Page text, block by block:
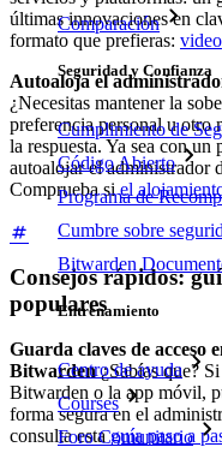
Comparación
Seguridad y Confianza
Cumplimiento de
Código Abierto
Programa de
Cumbre sobre
Bitwarden
Entrenamiento
Centro de ayuda
Courses
Foro Comunitario
últimas innovaciones en
formato que prefieras: video
Autoaloja el
¿Necesitas mantener la
preferencia personal u
la respuesta. Ya sea con un
autoalojar el administrador
Comprueba siel
Consejos rápidos:
populares
Guarda claves de acceso
Bitwarden ¿Sabías que?
Bitwarden o la app móvil,
forma segura en el
consulta estaguía paso a